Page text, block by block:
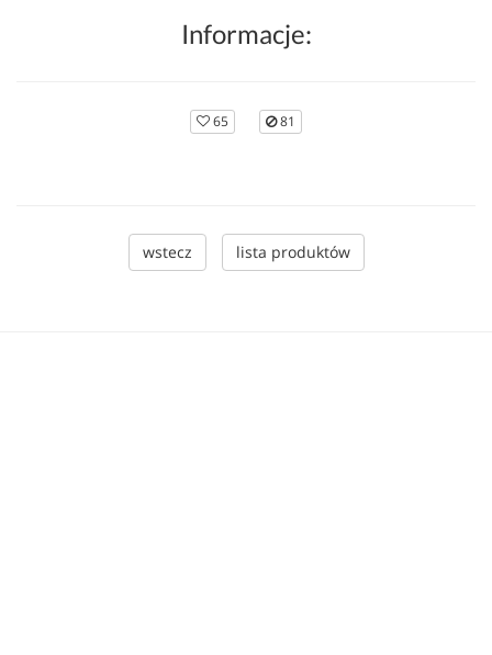
Informacje:
65 81
wstecz lista produktów